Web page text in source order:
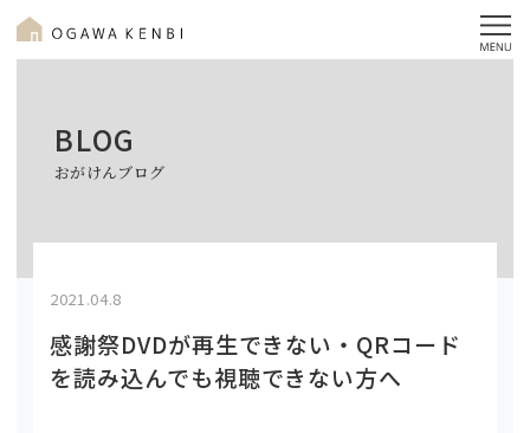
BLOG
おがけんブログ
2021.04.8
感謝祭DVDが再生できない・QRコード
を読み込んでも視聴できない方へ